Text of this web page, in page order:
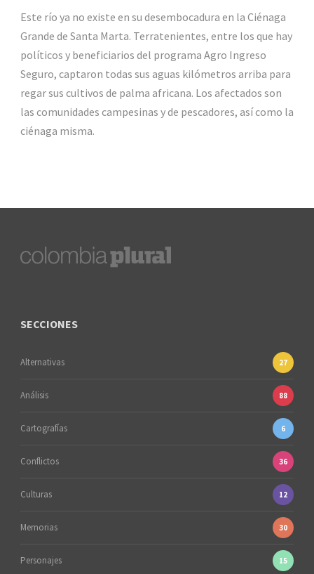
Este río ya no existe en su desembocadura en la Ciénaga
Grande de Santa Marta. Terratenientes, entre los que hay
políticos y beneficiarios del programa Agro Ingreso
Seguro, captaron todas sus aguas kilómetros arriba para
regar sus cultivos de palma africana. Los afectados son
las comunidades campesinas y de pescadores, así como la
ciénaga misma.
SECCIONES
Alternativas 27
Análisis 88
Cartografías 6
Conflictos 36
Culturas 12
Memorias 30
Personajes 15